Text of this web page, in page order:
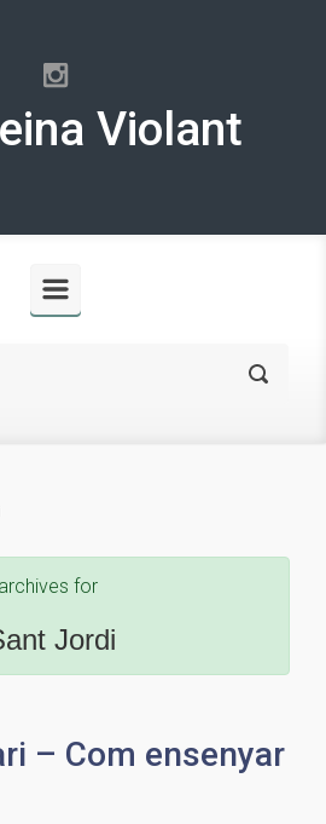
Violant
for
Jordi
– Com ensenyar